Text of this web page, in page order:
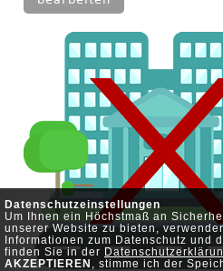
Datenschutzeinstellungen
Um Ihnen ein Höchstmaß an
unserer Website zu bieten,
Informationen zum Datenschutz und
finden Sie in der
AKZEPTIEREN , stimme ich der